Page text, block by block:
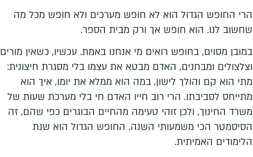
הרי החופש הגדול הוא לא חופש מערכים ולא חופש מכל מה
שחשוב לנו. הוא חופש אך ורק מבית הספר.
במובן מסוים, בחופש רואים מי אנחנו באמת. עכשיו, כשאין מורים
וצלצולים ומבחנים, האדם מבטא את עצמו בלי מסגרת חיצונית:
מתי הוא קם והולך לישון, במה הוא ממלא את יומו, איך הוא
מתייחס לסביבתו. הרי רוב חייו האדם חי בלי מערכת שעות של
משרד החינוך, ולכן זוהי טעימה מהחיים הבוגרים כפי שהם, זה
הסיסמטר הכי משמעותי השנה. החופש הגדול הוא שנת
הלימודים האמיתית.